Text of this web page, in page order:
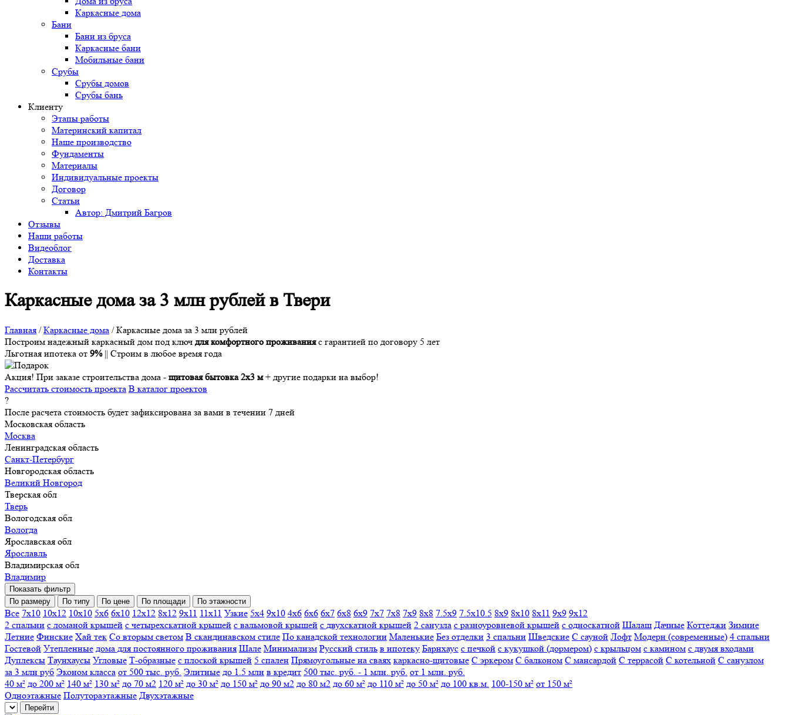
Каркасные дома
Бани
Бани из бруса
Каркасные бани
Мобильные бани
Срубы
Срубы домов
Срубы бань
Клиенту
Этапы работы
Материнский капитал
Наше производство
Фундаменты
Материалы
Индивидуальные проекты
Договор
Статьи
Автор: Дмитрий Багров
Отзывы
Наши работы
Видеоблог
Доставка
Контакты
Каркасные дома за 3 млн рублей в Твери
Главная /Каркасные дома /Каркасные дома за 3 млн рублей
Построим надежный каркасный дом под ключ для комфортного проживанияс гарантией по договору 5 лет
Льготная ипотека от 9%|| Строим в любое время года
Акция! При заказе строительства дома - щитовая бытовка 2х3 м+ другие подарки на выбор!
Рассчитать стоимость проекта В каталог проектов
?
После расчета стоимость будет зафиксирована за вами в течении 7 дней
Московская область
Москва
Ленинградская область
Санкт-Петербург
Новгородская область
Великий Новгород
Тверская обл
Тверь
Вологодская обл
Вологда
Ярославская обл
Ярославль
Владимирская обл
Владимир
Показать фильтр
По размеру
По типу По цене По площади По этажности
Все 7х10 10х12 10х10 5х6 6х10 12х12 8х12 9х11 11х11 Узкие 5х4 9х10 4х6 6х6 6х7 6х8 6х9 7х7 7х8 7х9 8х8 7.5х9 7.5х10.5 8х9 8х10 8х11 9х9 9х12
2 спальни с ломаной крышей с четырехскатной крышей с вальмовой крышей с двухскатной крышей 2 санузла с разноуровневой крышей с односкатной Шалаш Дачные Коттеджи Зимние
Летние Финские Хай тек Со вторым светом В скандинавском стиле По канадской технологии Маленькие Без отделки 3 спальни Шведские С сауной Лофт Модерн (современные) 4 спальни
Гостевой Утепленные дома для постоянного проживания Шале Минимализм Русский стиль в ипотеку Барнхаус с печкой с кукушкой (дормером) с крыльцом с камином с двумя входами
Дуплексы Таунхаусы Угловые Т-образные с плоской крышей 5 спален Прямоугольные на сваях каркасно-щитовые С эркером С балконом С мансардой С террасой С котельной С санузлом
за 3 млн руб Эконом класса от 500 тыс. руб. Элитные до 1.5 млн в кредит 500 тыс. руб. - 1 млн. руб. от 1 млн. руб.
40 м² до 200 м² 140 м² 130 м² до 70 м2 120 м² до 30 м² до 150 м² до 90 м2 до 80 м2 до 60 м² до 110 м² до 50 м² до 100 кв.м. 100-150 м² от 150 м²
Одноэтажные Полутораэтажные Двухэтажные
Перейти